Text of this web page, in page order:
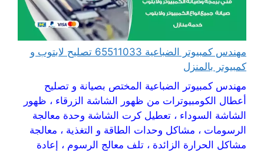
مهندس كمبيوتر الضباعية 65511033 تصليح لابتوب و
كمبيوتر بالمنزل
مهندس كمبيوتر الضباعية المختص بصيانة و تصليح
أعطال الكومبيوترات من ظهور الشاشة الزرقاء ، ظهور
الشاشة السوداء ، تعطيل كرت الشاشة وحدة معالجة
الرسومات ، مشاكل وحدات الطاقة و التغذية ، معالجة
مشاكل الحرارة الزائدة ، تلف معالج الرسوم ، إعادة